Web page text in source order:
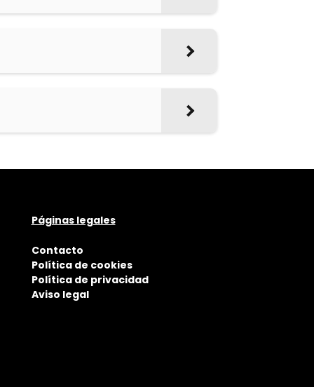
Páginas legales
Contacto
Política de cookies
Política de privacidad
Aviso legal